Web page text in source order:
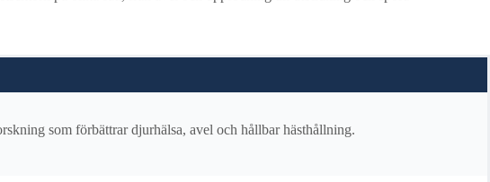
som förbättrar djurhälsa, avel och hållbar hästhållning.